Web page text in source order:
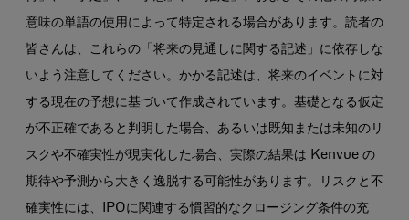
意味の単語の使用によって特定される場合があります。読者の
皆さんは、これらの「将来の見通しに関する記述」に依存しな
いよう注意してください。かかる記述は、将来のイベントに対
する現在の予想に基づいて作成されています。基礎となる仮定
が不正確であると判明した場合、あるいは既知または未知のリ
スクや不確実性が現実化した場合、実際の結果は Kenvue の
期待や予測から大きく逸脱する可能性があります。リスクと不
確実性には、IPOに関連する慣習的なクロージング条件の充